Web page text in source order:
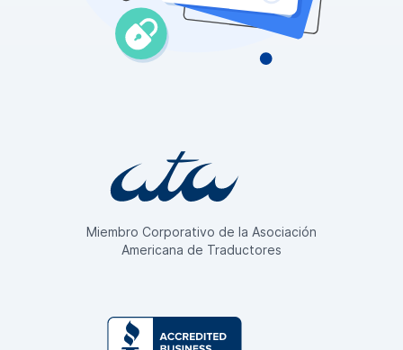
Miembro Corporativo de la Asociación
Americana de Traductores